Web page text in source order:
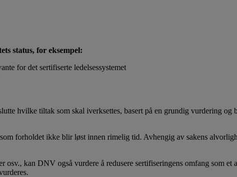
status, for eksempel:
for det sertifiserte ledelsessystemet
hvilke tiltak som skal iverksettes, basert på en grundig vurdering og
forholdet ikke blir løst innen rimelig tid. Avhengig av sakens
kan DNV også vurdere å redusere sertifiseringens omfang som et